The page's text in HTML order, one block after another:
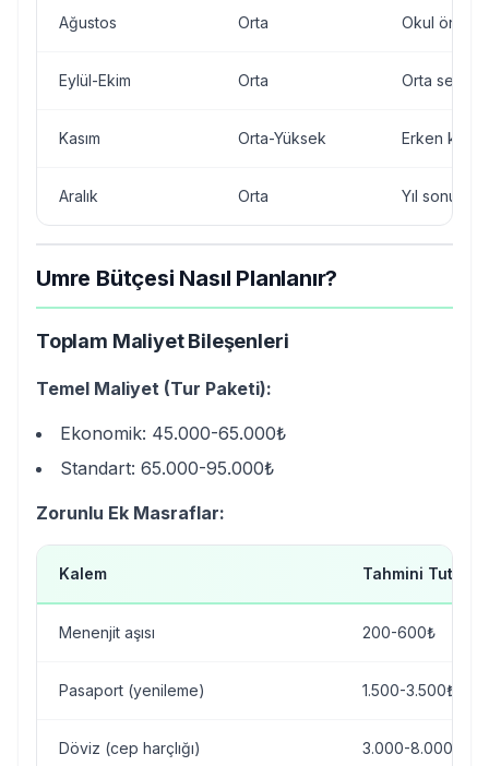
Ağustos Orta Okul öncesi
Eylül-Ekim Orta Orta sezon
Kasım Orta-Yüksek Erken kış
Aralık Orta Yıl sonu
Umre Bütçesi Nasıl Planlanır?
Toplam Maliyet Bileşenleri
Temel Maliyet (Tur Paketi):
Ekonomik: 45.000-65.000₺
Standart: 65.000-95.000₺
Zorunlu Ek Masraflar:
Kalem Tahmini Tutar
Menenjit aşısı 200-600₺
Pasaport (yenileme) 1.500-3.500₺
Döviz (cep harçlığı) 3.000-8.000₺